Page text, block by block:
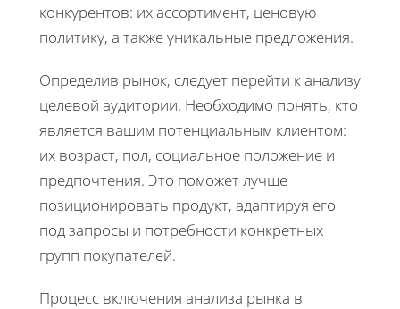
конкурентов: их ассортимент, ценовую
политику, а также уникальные предложения.
Определив рынок, следует перейти к анализу
целевой аудитории. Необходимо понять, кто
является вашим потенциальным клиентом:
их возраст, пол, социальное положение и
предпочтения. Это поможет лучше
позиционировать продукт, адаптируя его
под запросы и потребности конкретных
групп покупателей.
Процесс включения анализа рынка в